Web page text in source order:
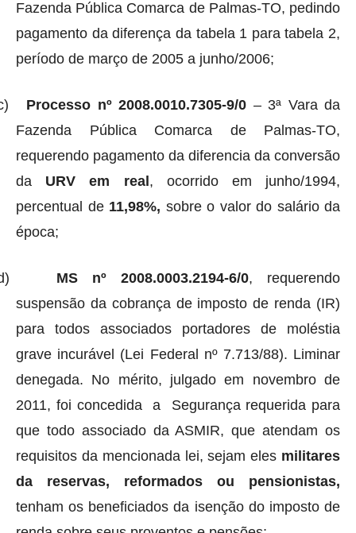
Fazenda Pública Comarca de Palmas-TO, pedindo
pagamento da diferença da tabela 1 para tabela 2,
período de março de 2005 a junho/2006;
Processo nº 2008.0010.7305-9/0 – 3ª Vara da
Fazenda Pública Comarca de Palmas-TO,
requerendo pagamento da diferencia da conversão
da URV em real , ocorrido em junho/1994,
percentual de 11,98%, sobre o valor do salário da
época;
MS nº 2008.0003.2194-6/0, requerendo
suspensão da cobrança de imposto de renda (IR)
para todos associados portadores de moléstia
grave incurável (Lei Federal nº 7.713/88). Liminar
denegada. No mérito, julgado em novembro de
2011, foi concedida
a
Segurança requerida para
que todo associado da ASMIR, que atendam os
requisitos da mencionada lei, sejam eles militares
da reservas, reformados ou pensionistas,
tenham os beneficiados da isenção do imposto de